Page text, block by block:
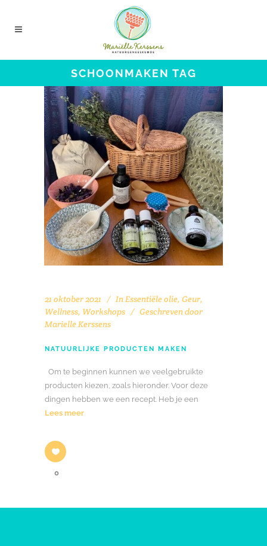
SCHOONMAKEN TAG
21 oktober 2021 InEssentiële olie, Geur,
Wellness, Workshops
Geschreven door
Marielle Kerssens
NATUURLIJKE PRODUCTEN MAKEN
Om te beginnen kunnen we veelgebruikte
producten kiezen, zoals hieronder. Voor deze
dingen hebben we een recept. Heb je een
Lees meer
0